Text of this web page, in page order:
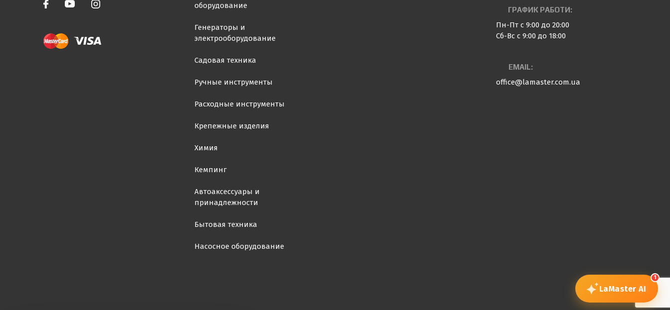
оборудование
Генераторы и
электрооборудование
Садовая техника
Ручные инструменты
Расходные инструменты
Крепежные изделия
Химия
Кемпинг
Автоаксессуары и
принадлежности
Бытовая техника
Насосное оборудование
ГРАФИК РАБОТИ:
Пн-Пт с 9:00 до 20:00
Сб-Вс с 9:00 до 18:00
EMAIL:
office@lamaster.com.ua
1
LaMaster AI